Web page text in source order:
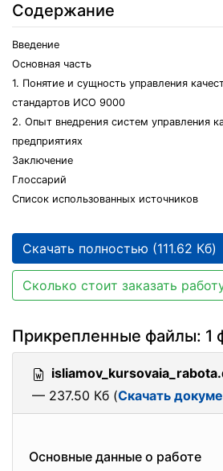
Содержание
Введение
Основная часть
1. Понятие и сущность управления
стандартов ИСО 9000
2. Опыт внедрения систем управления
предприятиях
Заключение
Глоссарий
Список использованных источников
Скачать полностью (111.62 Кб)
Сколько стоит заказать
Прикрепленные файлы: 1
— 237.50 Кб (Скачать
Основные данные о работе